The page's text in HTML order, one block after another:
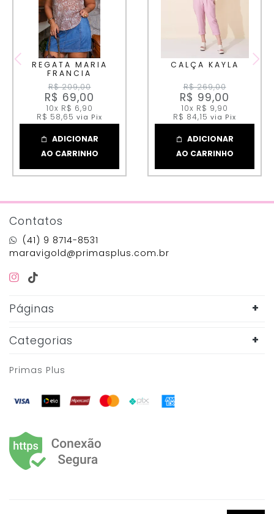
REGATA MARIA
FRANCIA
R$ 209,00
R$ 69,00
10x R$ 6,90
R$ 58,65 via Pix
ADICIONAR
AO CARRINHO
CALÇA KAYLA
R$ 269,00
R$ 99,00
10x R$ 9,90
R$ 84,15 via Pix
ADICIONAR
AO CARRINHO
Contatos
(41) 9 8714-8531
maravigold@primasplus.com.br
Páginas
Categorias
Primas Plus